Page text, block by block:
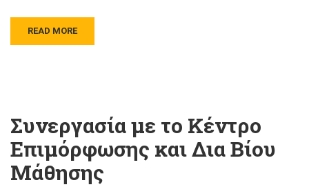
READ MORE
Συνεργασία με το Κέντρο
Επιμόρφωσης και Δια Βίου
Μάθησης